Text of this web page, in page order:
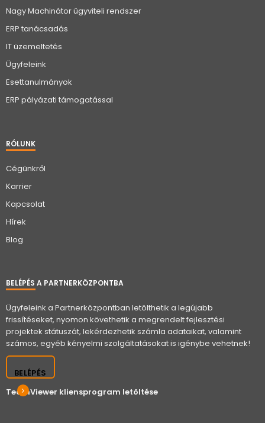
Nagy Machinátor ügyviteli rendszer
ERP tanácsadás
IT üzemeltetés
Ügyfeleink
Esettanulmányok
ERP pályázati támogatással
RÓLUNK
Cégünkről
Karrier
Kapcsolat
Hírek
Blog
BELÉPÉS A PARTNERKÖZPONTBA
Ügyfeleink a Partnerközpontban letölthetik a legújabb
frissítéseket, nyomon követhetik a megrendelt fejlesztési
projektek státuszát, lekérdezhetik számla adataikat, valamint
számos, egyéb kényelmi szolgáltatásokat is igénybe vehetnek!
BELÉPÉS
TeamViewer kliensprogram letöltése